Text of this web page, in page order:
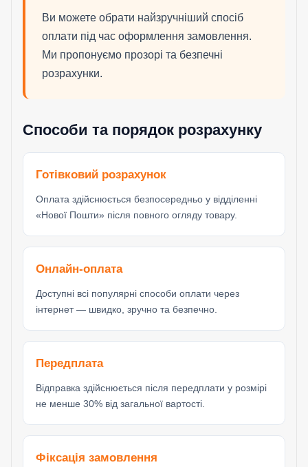
Ви можете обрати найзручніший спосіб
оплати під час оформлення замовлення.
Ми пропонуємо прозорі та безпечні
розрахунки.
Способи та порядок розрахунку
Готівковий розрахунок
Оплата здійснюється безпосередньо у відділенні
«Нової Пошти» після повного огляду товару.
Онлайн-оплата
Доступні всі популярні способи оплати через
інтернет — швидко, зручно та безпечно.
Передплата
Відправка здійснюється після передплати у розмірі
не менше 30% від загальної вартості.
Фіксація замовлення